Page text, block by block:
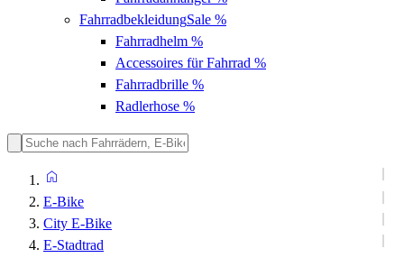
FahrradbekleidungSale %
Fahrradhelm %
Accessoires für Fahrrad %
Fahrradbrille %
Radlerhose %
E-Bike
City E-Bike
E-Stadtrad